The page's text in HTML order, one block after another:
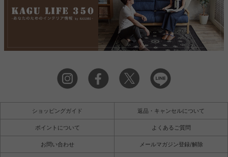
ショッピングガイド 返品・キャンセルについて
ポイントについて よくあるご質問
お問い合わせ メールマガジン登録/解除